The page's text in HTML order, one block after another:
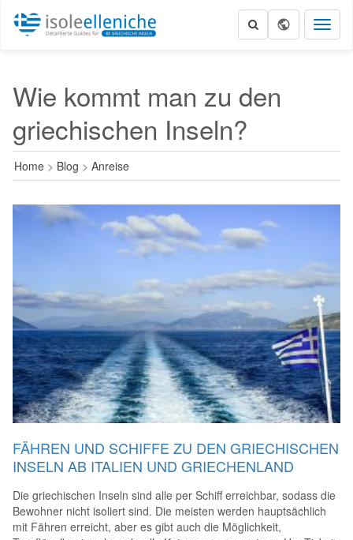
Wie kommt man zu den
griechischen Inseln?
Home > Blog > Anreise
FÄHREN UND SCHIFFE ZU DEN GRIECHISCHEN
INSELN AB ITALIEN UND GRIECHENLAND
Die griechischen Inseln sind alle per Schiff erreichbar, sodass die
Bewohner nicht isoliert sind. Die meisten werden hauptsächlich
mit Fähren erreicht, aber es gibt auch die Möglichkeit,